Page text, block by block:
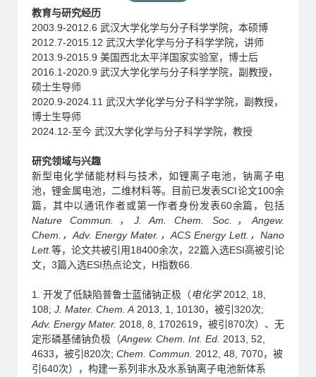
教育与研究经历
2003.9-2012.6 武汉大学化学与分子科学学院，本硕博
2012.7-2015.12 武汉大学化学与分子科学学院，讲师
2013.9-2015.9 美国西北太平洋国家实验室，博士后
2016.1-2020.9 武汉大学化学与分子科学学院，副教授，
硕士生导师
2020.9-2024.11 武汉大学化学与分子科学学院，副教授，
博士生导师
2024.12-至今 武汉大学化学与分子科学学院，教授
研究领域与兴趣
新型电化学储能材料与技术，如锂离子电池，钠离子电
池，锂金属电池，二维材料等。目前已发表SCI论文100余
篇，其中以通讯作者或第一作者身份发表60余篇，包括
Nature Commun.，J. Am. Chem. Soc.，Angew.
Chem.，Adv. Energy Mater.，ACS Energy Lett.，Nano
Lett.等，论文共被引用18400余次，22篇入选ESI高被引论
文，3篇入选ESI热点论文，H指数66.
1. 开发了低缺陷普鲁士蓝储钠正极（ 电化学 2012, 18,
108; J. Mater. Chem. A 2013, 1, 10130，被引320次;
Adv. Energy Mater. 2018, 8, 1702619，被引870次）、无
定形磷基储钠负极（Angew. Chem. Int. Ed. 2013, 52,
4633，被引820次; Chem. Commun. 2012, 48, 7070，被
引640次） ， 构建一系列非水及水系钠离子电池新体系